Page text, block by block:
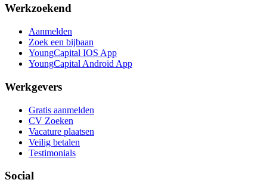
Werkzoekend
Aanmelden
Zoek een bijbaan
YoungCapital IOS App
YoungCapital Android App
Werkgevers
Gratis aanmelden
CV Zoeken
Vacature plaatsen
Veilig betalen
Testimonials
Social